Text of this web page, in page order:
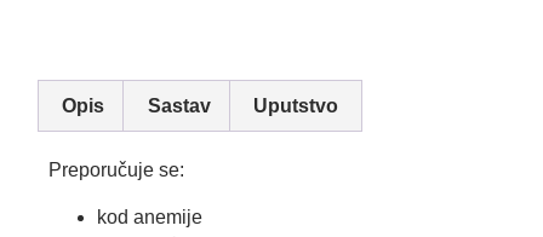
Opis Sastav Uputstvo
Preporučuje se:
kod anemije